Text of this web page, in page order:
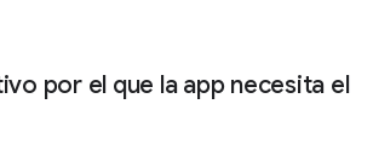
por el que la app necesita el